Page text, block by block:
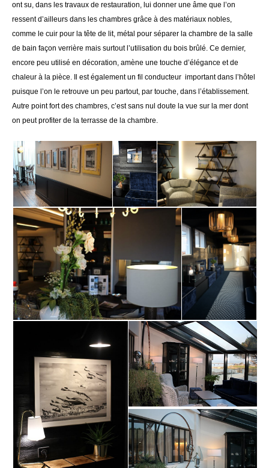
ont su, dans les travaux de restauration, lui donner une âme que l’on
ressent d’ailleurs dans les chambres grâce à des matériaux nobles,
comme le cuir pour la tête de lit, métal pour séparer la chambre de la salle
de bain façon verrière mais surtout l’utilisation du bois brûlé. Ce dernier,
encore peu utilisé en décoration, amène une touche d’élégance et de
chaleur à la pièce. Il est également un fil conducteur important dans l’hôtel
puisque l’on le retrouve un peu partout, par touche, dans l’établissement.
Autre point fort des chambres, c’est sans nul doute la vue sur la mer dont
on peut profiter de la terrasse de la chambre.